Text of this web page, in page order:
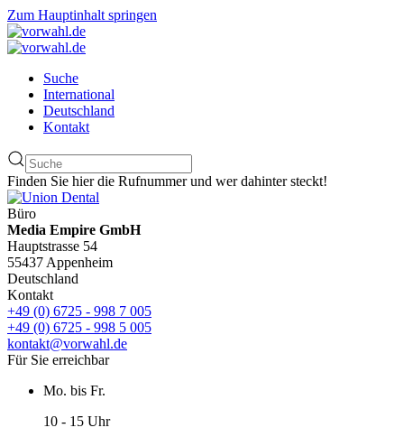
Zum Hauptinhalt springen
Suche
International
Deutschland
Kontakt
Finden Sie hier die Rufnummer und wer dahinter steckt!
Büro
Media Empire GmbH
Hauptstrasse 54
55437 Appenheim
Deutschland
Kontakt
+49 (0) 6725 - 998 7 005
+49 (0) 6725 - 998 5 005
kontakt@vorwahl.de
Für Sie erreichbar
Mo. bis Fr.
10 - 15 Uhr